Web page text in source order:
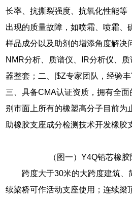
长率、抗撕裂强度、抗氧化性能等
出现的质量故障，如喷霜、喷霜、
样品成分以及助剂的增添角度解决
NMR分析、质谱仪、IR分析仪、
器整套；二、[$Z专家团队，经验丰
三、具备CMA认证资质，拥有全
别市面上所有的橡塑高分子目前为
助橡胶支座成分检测技术开发橡胶
（图一）Y4Q铅芯橡
跨度大于30米的大跨度建筑
续梁桥可作活动支座使用；连续梁